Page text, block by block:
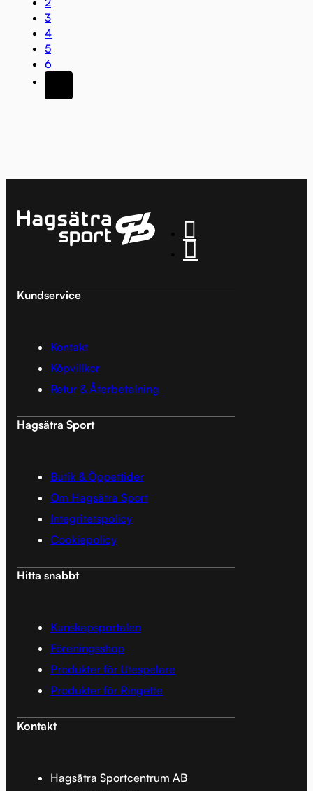
3
4
5
6
Kundservice
Kontakt
Köpvillkor
Retur & Återbetalning
Hagsätra Sport
Butik & Öppettider
Om Hagsätra Sport
Integritetspolicy
Cookiepolicy
Hitta snabbt
Kunskapsportalen
Föreningsshop
Produkter för Utespelare
Produkter för Ringette
Kontakt
Hagsätra Sportcentrum AB